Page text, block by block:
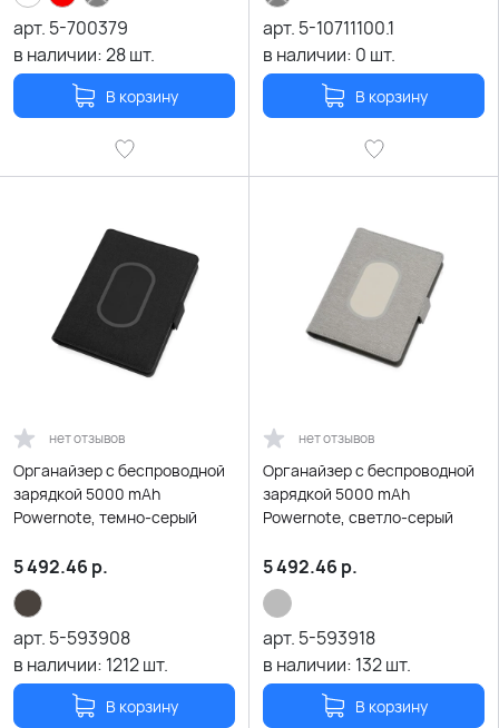
арт. 5-700379
в наличии:28шт.
В корзину
арт. 5-10711100.1
в наличии: 0 шт.
В корзину
нет отзывов
Органайзер с беспроводной
зарядкой 5000 mAh
Powernote, темно-серый
5 492.46 р.
арт. 5-593908
в наличии: 1212шт.
В корзину
нет отзывов
Органайзер с беспроводной
зарядкой 5000 mAh
Powernote, светло-серый
5 492.46 р.
арт. 5-593918
в наличии: 132шт.
В корзину